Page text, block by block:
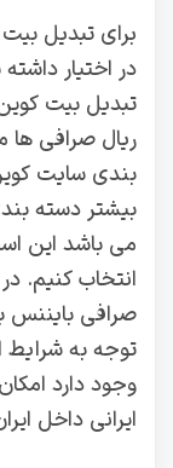
برای تبدیل
در اختیار
تبدیل بیت
ریال صرافی ها
بیشتر دسته
می باشد این
انتخاب کنیم.
صرافی بایننس
توجه به شرایط
وجود دارد
ایرانی داخل